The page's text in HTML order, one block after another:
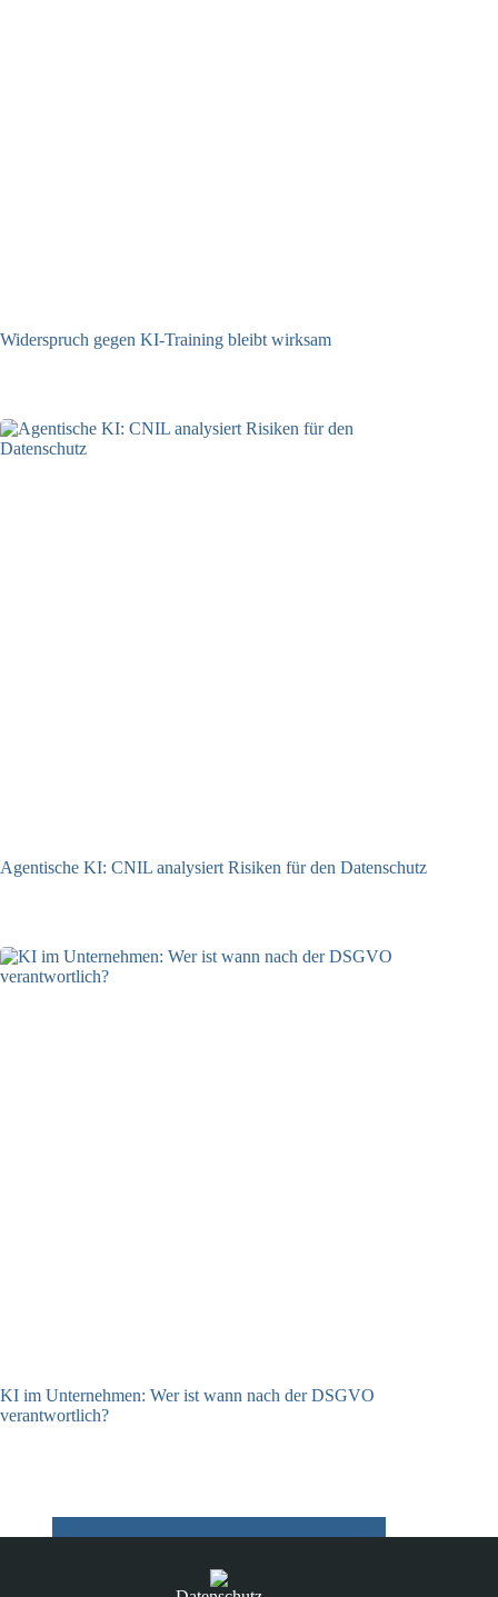
Widerspruch gegen KI-Training bleibt wirksam
Agentische KI: CNIL analysiert Risiken für den Datenschutz
KI im Unternehmen: Wer ist wann nach der DSGVO
verantwortlich?